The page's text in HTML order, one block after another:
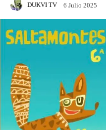
DUKVI TV 6 Julio 2025